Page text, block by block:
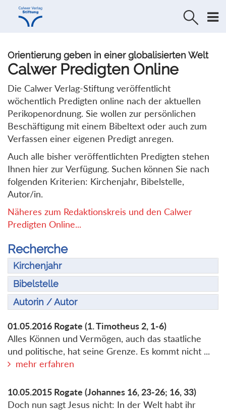
Direkt
Direkt
Orientierung geben in einer globalisierten Welt
Calwer Predigten Online
Die Calwer Verlag-Stiftung veröffentlicht
wöchentlich Predigten online nach der aktuellen
Perikopenordnung. Sie wollen zur persönlichen
Beschäftigung mit einem Bibeltext oder auch zum
Verfassen einer eigenen Predigt anregen.
Auch alle bisher veröffentlichten Predigten stehen
Ihnen hier zur Verfügung. Suchen können Sie nach
folgenden Kriterien: Kirchenjahr, Bibelstelle,
Autor/in.
Näheres zum Redaktionskreis und den Calwer
Predigten Online...
Recherche
Kirchenjahr
Bibelstelle
Autorin / Autor
01.05.2016 Rogate (1. Timotheus 2, 1-6)
Alles Können und Vermögen, auch das staatliche
und politische, hat seine Grenze. Es kommt nicht ...
mehr erfahren
10.05.2015 Rogate (Johannes 16, 23-26; 16, 33)
Doch nun sagt Jesus nicht: In der Welt habt ihr